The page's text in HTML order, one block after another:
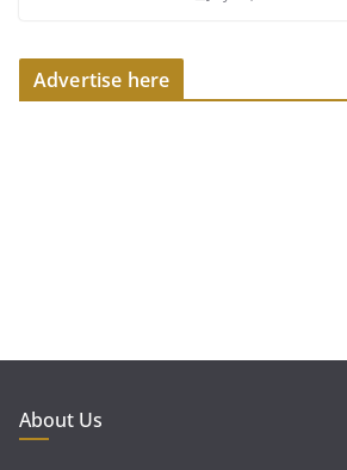
Advertise here
About Us